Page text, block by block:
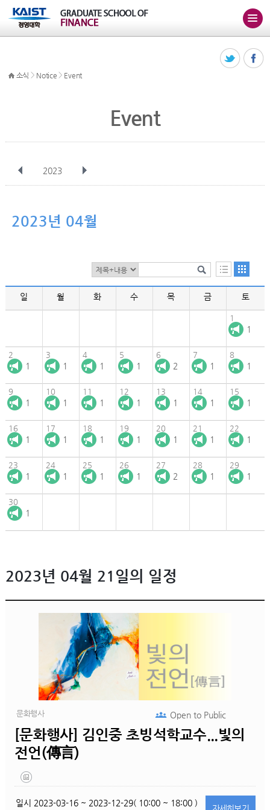
소식 > Notice > Event
Event
2023
12월
2023년 04월
일 월 화 수 목 금 토
1
1
2
1
3
1
4
1
5
1
6
2
7
1
8
1
9
1
10
1
11
1
12
1
13
1
14
1
15
1
16
1
17
1
18
1
19
1
20
1
21
1
22
1
23
1
24
1
25
1
26
1
27
2
28
1
29
1
30
1
2023년 04월 21일의 일정
문화행사
[문화행사] 김인중 초빙석학교수...빛의
전언(傳言)
Open toPublic
일시 2023-03-16 ~ 2023-12-29( 10:00 ~ 18:00 )